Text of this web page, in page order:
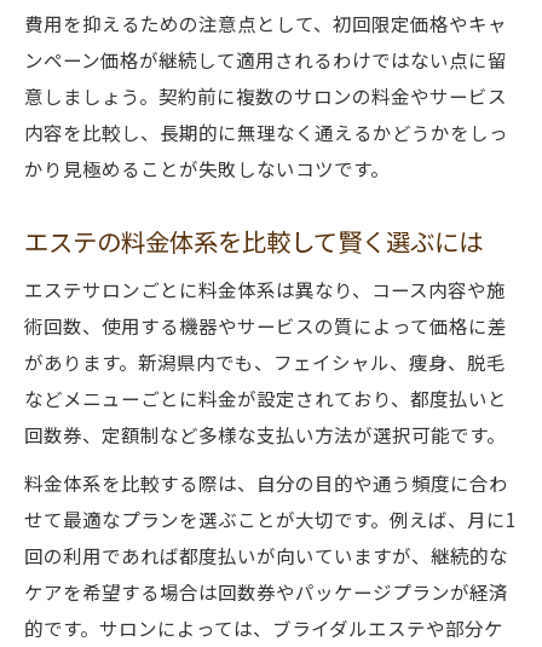
予算内で理想のエステ効果を得る秘訣
エステ費用を無駄なく使うための計画術
エステ料金が高い理由と納得の対策ポイント
エステ料金が高い理由と費用の内訳とは
高額エステ費用の背景と見極める基準
エステ費用を納得して支払うための判断軸
無駄な費用を抑えるための選択ポイント
費用面で後悔しないエステ選びの秘訣
エステ費用で後悔しないサロン選びの極意
費用と効果を見極めるエステ選びのコツ
費用トラブルを防ぐエステサロンの選定法
エステ費用の詳細確認で後悔を防ぐ方法
口コミを活かした費用満足度の高い選び方
費用を抑えるための注意点として、初回限定価格やキャ
ンペーン価格が継続して適用されるわけではない点に留
意しましょう。契約前に複数のサロンの料金やサービス
内容を比較し、長期的に無理なく通えるかどうかをしっ
かり見極めることが失敗しないコツです。
エステの料金体系を比較して賢く選ぶには
エステサロンごとに料金体系は異なり、コース内容や施
術回数、使用する機器やサービスの質によって価格に差
があります。新潟県内でも、フェイシャル、痩身、脱毛
などメニューごとに料金が設定されており、都度払いと
回数券、定額制など多様な支払い方法が選択可能です。
料金体系を比較する際は、自分の目的や通う頻度に合わ
せて最適なプランを選ぶことが大切です。例えば、月に1
回の利用であれば都度払いが向いていますが、継続的な
ケアを希望する場合は回数券やパッケージプランが経済
的です。サロンによっては、ブライダルエステや部分ケ